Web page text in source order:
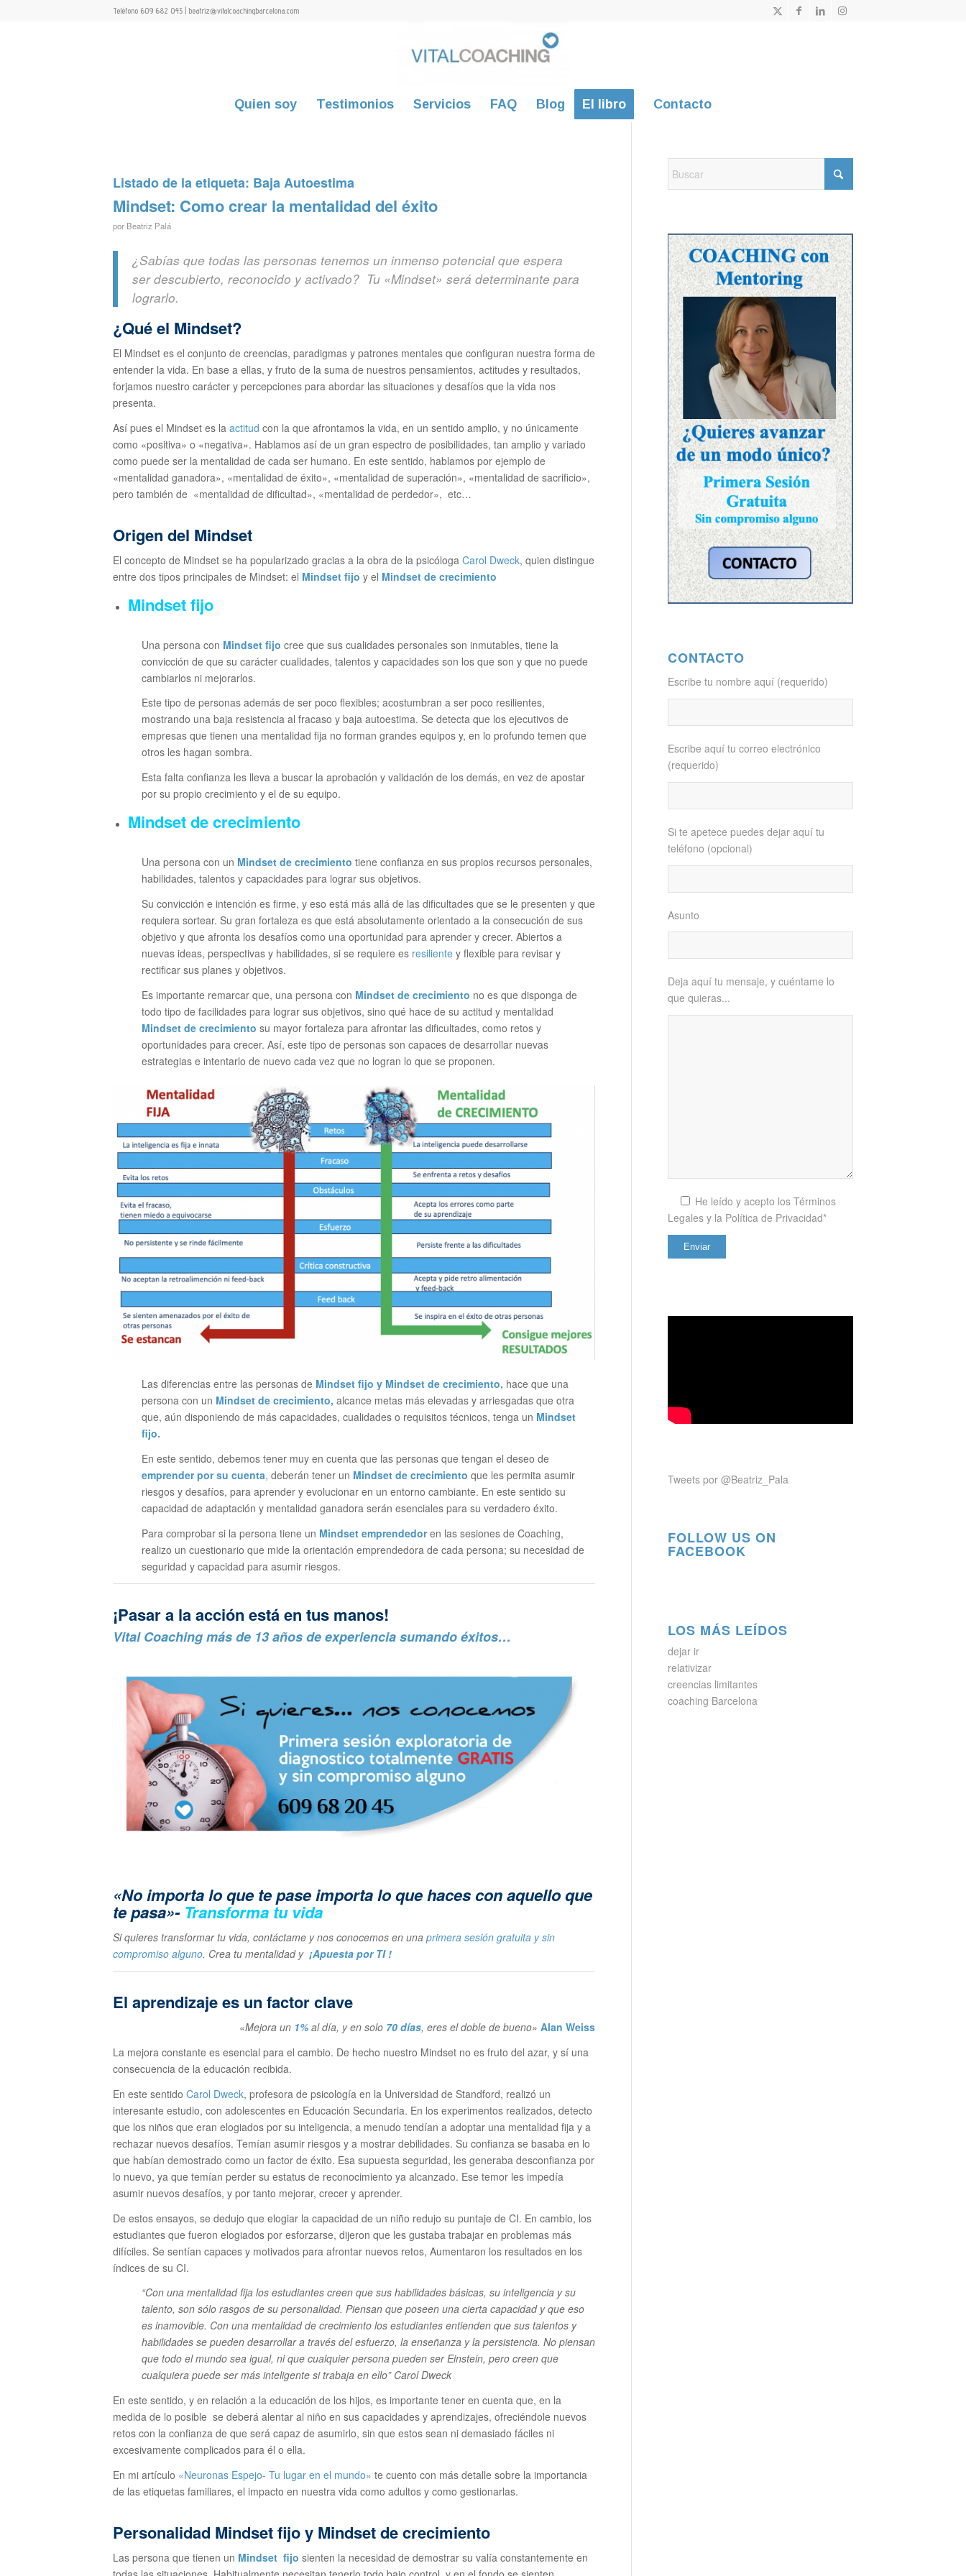
Teléfono 609 682 045 | beatriz@vitalcoachingbarcelona.com
Quien soy Testimonios Servicios FAQ Blog El libro Contacto
Listado de la etiqueta: Baja Autoestima
Mindset: Como crear la mentalidad del éxito
por Beatriz Palá
¿Sabías que todas las personas tenemos un inmenso potencial que espera
ser descubierto, reconocido y activado? Tu «Mindset» será determinante para
lograrlo.
¿Qué el Mindset?
El Mindset es el conjunto de creencias, paradigmas y patrones mentales que configuran nuestra forma de
entender la vida. En base a ellas, y fruto de la suma de nuestros pensamientos, actitudes y resultados,
forjamos nuestro carácter y percepciones para abordar las situaciones y desafíos que la vida nos
presenta.
Así pues el Mindset es la actitud con la que afrontamos la vida, en un sentido amplio, y no únicamente
como «positiva» o «negativa». Hablamos así de un gran espectro de posibilidades, tan amplio y variado
como puede ser la mentalidad de cada ser humano. En este sentido, hablamos por ejemplo de
«mentalidad ganadora», «mentalidad de éxito», «mentalidad de superación», «mentalidad de sacrificio»,
pero también de «mentalidad de dificultad», «mentalidad de perdedor», etc…
Origen del Mindset
El concepto de Mindset se ha popularizado gracias a la obra de la psicóloga Carol Dweck, quien distingue
entre dos tipos principales de Mindset: el Mindset fijo y el Mindset de crecimiento
Mindset fijo
Una persona con Mindset fijo cree que sus cualidades personales son inmutables, tiene la
convicción de que su carácter cualidades, talentos y capacidades son los que son y que no puede
cambiarlos ni mejorarlos.
Este tipo de personas además de ser poco flexibles; acostumbran a ser poco resilientes,
mostrando una baja resistencia al fracaso y baja autoestima. Se detecta que los ejecutivos de
empresas que tienen una mentalidad fija no forman grandes equipos y, en lo profundo temen que
otros les hagan sombra.
Esta falta confianza les lleva a buscar la aprobación y validación de los demás, en vez de apostar
por su propio crecimiento y el de su equipo.
Mindset de crecimiento
Una persona con un Mindset de crecimiento tiene confianza en sus propios recursos personales,
habilidades, talentos y capacidades para lograr sus objetivos.
Su convicción e intención es firme, y eso está más allá de las dificultades que se le presenten y que
requiera sortear. Su gran fortaleza es que está absolutamente orientado a la consecución de sus
objetivo y que afronta los desafíos como una oportunidad para aprender y crecer. Abiertos a
nuevas ideas, perspectivas y habilidades, si se requiere es resiliente y flexible para revisar y
rectificar sus planes y objetivos.
Es importante remarcar que, una persona con Mindset de crecimiento no es que disponga de
todo tipo de facilidades para lograr sus objetivos, sino qué hace de su actitud y mentalidad
Mindset de crecimiento su mayor fortaleza para afrontar las dificultades, como retos y
oportunidades para crecer. Así, este tipo de personas son capaces de desarrollar nuevas
estrategias e intentarlo de nuevo cada vez que no logran lo que se proponen.
Las diferencias entre las personas de Mindset fijo y Mindset de crecimiento, hace que una
persona con un Mindset de crecimiento, alcance metas más elevadas y arriesgadas que otra
que, aún disponiendo de más capacidades, cualidades o requisitos técnicos, tenga un Mindset
fijo.
En este sentido, debemos tener muy en cuenta que las personas que tengan el deseo de
emprender por su cuenta, deberán tener un Mindset de crecimiento que les permita asumir
riesgos y desafíos, para aprender y evolucionar en un entorno cambiante. En este sentido su
capacidad de adaptación y mentalidad ganadora serán esenciales para su verdadero éxito.
Para comprobar si la persona tiene un Mindset emprendedoren las sesiones de Coaching,
realizo un cuestionario que mide la orientación emprendedora de cada persona; su necesidad de
seguridad y capacidad para asumir riesgos.
¡Pasar a la acción está en tus manos!
Vital Coaching más de 13 años de experiencia sumando éxitos…
«No importa lo que te pase importa lo que haces con aquello que
te pasa»- Transforma tu vida
Si quieres transformar tu vida, contáctame y nos conocemos en una primera sesión gratuita y sin
compromiso alguno. Crea tu mentalidad y ¡Apuesta por TI !
El aprendizaje es un factor clave
«Mejora un 1% al día, y en solo 70 días, eres el doble de bueno» Alan Weiss
La mejora constante es esencial para el cambio. De hecho nuestro Mindset no es fruto del azar, y sí una
consecuencia de la educación recibida.
En este sentido Carol Dweck, profesora de psicología en la Universidad de Standford, realizó un
interesante estudio, con adolescentes en Educación Secundaria. En los experimentos realizados, detecto
que los niños que eran elogiados por su inteligencia, a menudo tendían a adoptar una mentalidad fija y a
rechazar nuevos desafíos. Temían asumir riesgos y a mostrar debilidades. Su confianza se basaba en lo
que habían demostrado como un factor de éxito. Esa supuesta seguridad, les generaba desconfianza por
lo nuevo, ya que temían perder su estatus de reconocimiento ya alcanzado. Ese temor les impedía
asumir nuevos desafíos, y por tanto mejorar, crecer y aprender.
De estos ensayos, se dedujo que elogiar la capacidad de un niño redujo su puntaje de CI. En cambio, los
estudiantes que fueron elogiados por esforzarse, dijeron que les gustaba trabajar en problemas más
difíciles. Se sentían capaces y motivados para afrontar nuevos retos, Aumentaron los resultados en los
índices de su CI.
“Con una mentalidad fija los estudiantes creen que sus habilidades básicas, su inteligencia y su
talento, son sólo rasgos de su personalidad. Piensan que poseen una cierta capacidad y que eso
es inamovible. Con una mentalidad de crecimiento los estudiantes entienden que sus talentos y
habilidades se pueden desarrollar a través del esfuerzo, la enseñanza y la persistencia. No piensan
que todo el mundo sea igual, ni que cualquier persona pueden ser Einstein, pero creen que
cualquiera puede ser más inteligente si trabaja en ello” Carol Dweck
En este sentido, y en relación a la educación de los hijos, es importante tener en cuenta que, en la
medida de lo posible se deberá alentar al niño en sus capacidades y aprendizajes, ofreciéndole nuevos
retos con la confianza de que será capaz de asumirlo, sin que estos sean ni demasiado fáciles ni
excesivamente complicados para él o ella.
En mi artículo «Neuronas Espejo- Tu lugar en el mundo» te cuento con más detalle sobre la importancia
de las etiquetas familiares, el impacto en nuestra vida como adultos y como gestionarlas.
Personalidad Mindset fijo y Mindset de crecimiento
Las persona que tienen un Mindset fijo sienten la necesidad de demostrar su valía constantemente en
CONTACTO
Escribe tu nombre aquí (requerido)
Escribe aquí tu correo electrónico
(requerido)
Si te apetece puedes dejar aquí tu
teléfono (opcional)
Asunto
Deja aquí tu mensaje, y cuéntame lo
que quieras...
He leído y acepto los Términos
Legales y la Política de Privacidad*
Tweets por @Beatriz_Pala
FOLLOW US ON
FACEBOOK
LOS MÁS LEÍDOS
dejar ir
relativizar
creencias limitantes
coaching Barcelona